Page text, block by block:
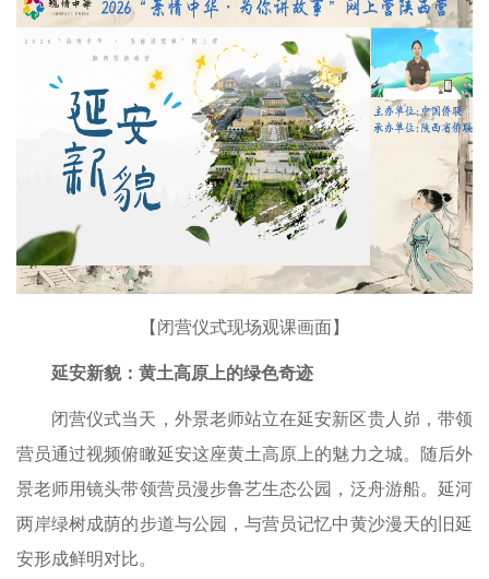
【闭营仪式现场观课画面】
延安新貌：黄土高原上的绿色奇迹
闭营仪式当天，外景老师站立在延安新区贵人峁，带领
营员通过视频俯瞰延安这座黄土高原上的魅力之城。随后外
景老师用镜头带领营员漫步鲁艺生态公园，泛舟游船。延河
两岸绿树成荫的步道与公园，与营员记忆中黄沙漫天的旧延
安形成鲜明对比。